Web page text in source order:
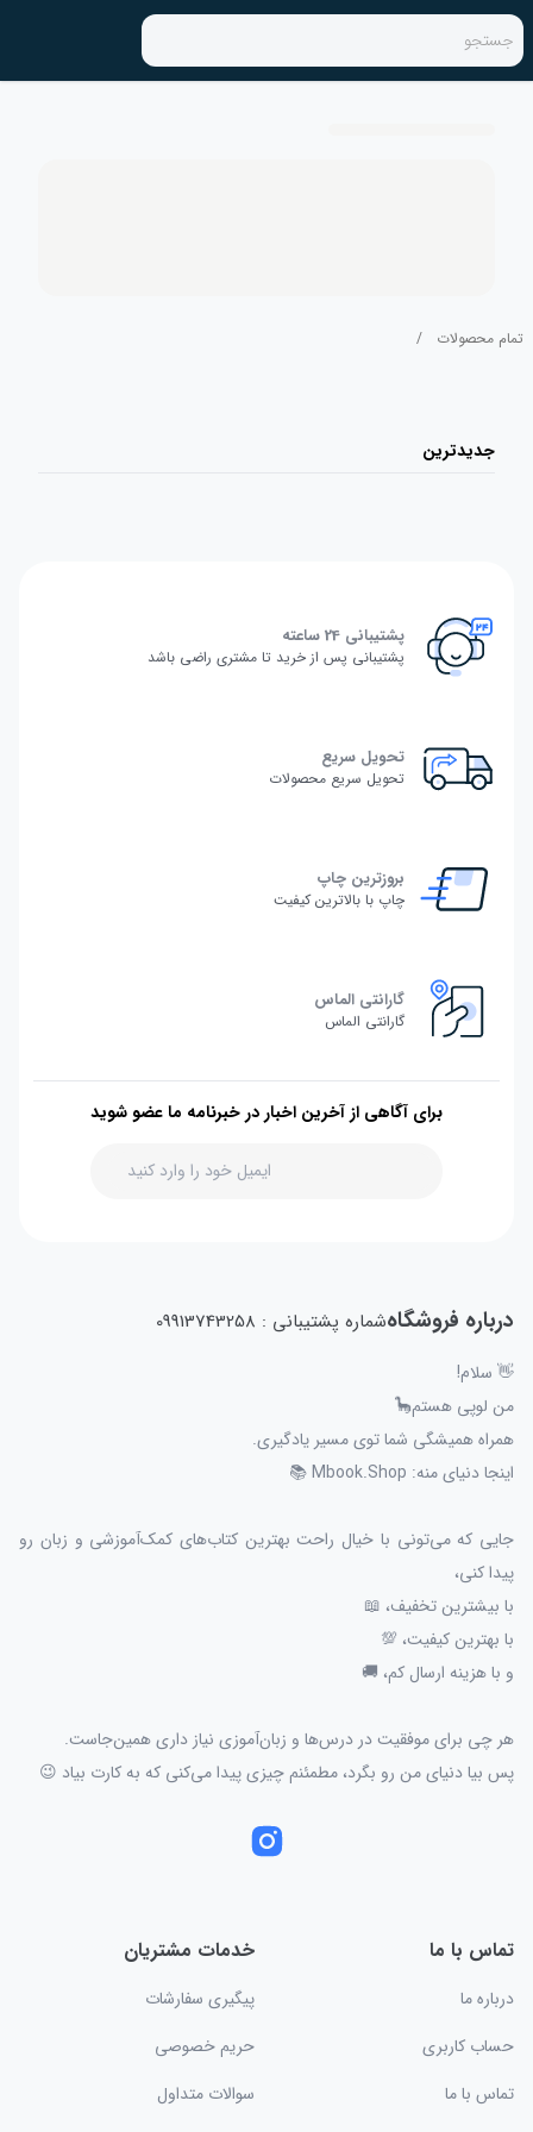
جستجو
تمام محصولات /
جدیدترین
پشتیبانی 24 ساعته
پشتیبانی پس از خرید تا مشتری راضی باشد
تحویل سریع
تحویل سریع محصولات
بروزترین چاپ
چاپ با بالاترین کیفیت
گارانتی الماس
گارانتی الماس
برای آگاهی از آخرین اخبار در خبرنامه ما عضو شوید
درباره فروشگاهشماره پشتیبانی : 09913743258
👋 سلام!
من لوپی هستم🦕
همراه همیشگی شما توی مسیر یادگیری.
اینجا دنیای منه: Mbook.Shop 📚
جایی که می‌تونی با خیال راحت بهترین کتاب‌های کمک‌آموزشی و زبان رو
پیدا کنی،
با بیشترین تخفیف، 📖
با بهترین کیفیت، 💯
و با هزینه ارسال کم، 🚚
هر چی برای موفقیت در درس‌ها و زبان‌آموزی نیاز داری همین‌جاست.
پس بیا دنیای من رو بگرد، مطمئنم چیزی پیدا می‌کنی که به کارت بیاد 😉
تماس با ما
درباره ما
حساب کاربری
تماس با ما
خدمات مشتریان
پیگیری سفارشات
حریم خصوصی
سوالات متداول